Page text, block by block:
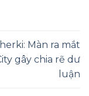
Màn ra mắt
gây chia rẽ dư
luận